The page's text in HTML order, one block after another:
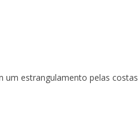
um estrangulamento pelas costas